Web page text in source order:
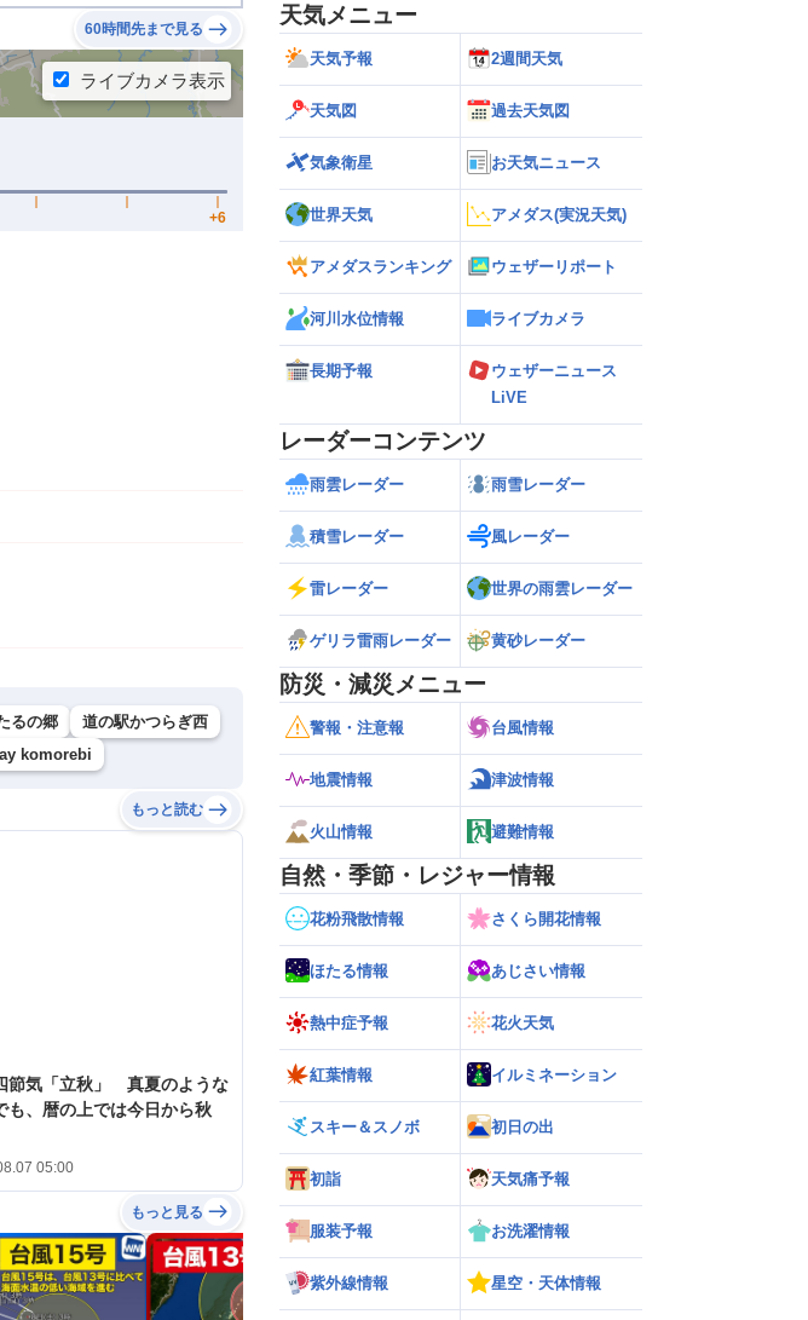
60時間先まで見る
るの郷
道の駅かつらぎ西
komorebi
もっと読む
節気「立秋」 真夏のような
も、暦の上では今日から秋
05:00
もっと見る
天気メニュー
天気予報 2週間天気
天気図 過去天気図
気象衛星 お天気ニュース
世界天気 アメダス(実況天気)
アメダスランキング ウェザーリポート
河川水位情報 ライブカメラ
長期予報
ウェザーニュース
LiVE
レーダーコンテンツ
雨雲レーダー 雨雪レーダー
積雪レーダー 風レーダー
雷レーダー 世界の雨雲レーダー
ゲリラ雷雨レーダー 黄砂レーダー
防災・減災メニュー
警報・注意報 台風情報
地震情報 津波情報
火山情報 避難情報
自然・季節・レジャー情報
花粉飛散情報 さくら開花情報
ほたる情報 あじさい情報
熱中症予報 花火天気
紅葉情報 イルミネーション
スキー＆スノボ 初日の出
初詣 天気痛予報
服装予報 お洗濯情報
紫外線情報 星空・天体情報